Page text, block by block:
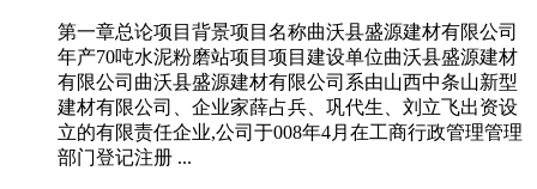
第一章总论项目背景项目名称曲沃县盛源建材有限公司
年产70吨水泥粉磨站项目项目建设单位曲沃县盛源建材
有限公司曲沃县盛源建材有限公司系由山西中条山新型
建材有限公司、企业家薛占兵、巩代生、刘立飞出资设
立的有限责任企业,公司于008年4月在工商行政管理管理
部门登记注册 ...